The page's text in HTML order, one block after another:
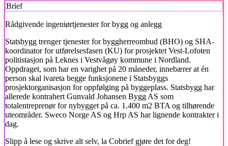
Brief
Rådgivende ingeniørtjenester for bygg og anlegg
Statsbygg trenger tjenester for byggherreombud (BHO) og SHA-
koordinator for utførelsesfasen (KU) for prosjektet Vest-Lofoten
politistasjon på Leknes i Vestvågøy kommune i Nordland.
Oppdraget, som har en varighet på 20 måneder, innebærer at én
person skal ivareta begge funksjonene i Statsbyggs
prosjektorganisasjon for oppfølging på byggeplass. Statsbygg har
allerede kontrahert Gunvald Johansen Bygg AS som
totalentreprenør for nybygget på ca. 1.400 m2 BTA og tilhørende
uteområder. Sweco Norge AS og Hrp AS har lignende kontrakter i
dag.
Slipp å lese og skrive alt selv, la Cobrief gjøre det for deg!